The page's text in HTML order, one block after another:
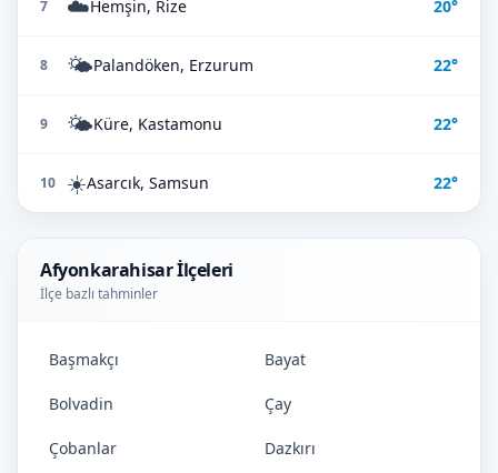
7 ☁️Hemşin, Rize 20°
8 🌤️Palandöken, Erzurum 22°
9 🌤️Küre, Kastamonu 22°
10 ☀️Asarcık, Samsun 22°
Afyonkarahisar İlçeleri
İlçe bazlı tahminler
Başmakçı Bayat
Bolvadin Çay
Çobanlar Dazkırı